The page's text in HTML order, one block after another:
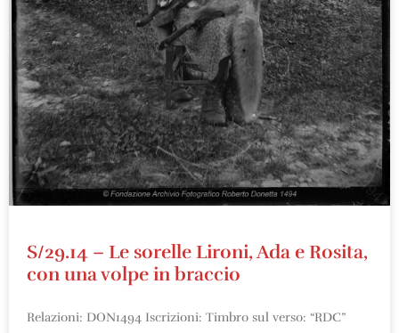
S/29.14 – Le sorelle Lironi, Ada e Rosita,
con una volpe in braccio
Relazioni: DON1494 Iscrizioni: Timbro sul verso: “RDC”